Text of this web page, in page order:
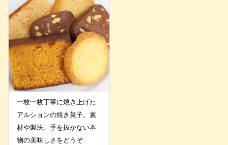
一枚一枚丁寧に焼き上げた
アルションの焼き菓子。素
材や製法、手を抜かない本
物の美味しさをどうぞ